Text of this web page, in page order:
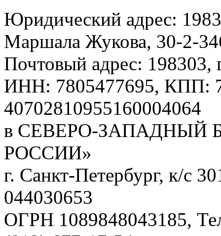
Юридический адрес:
Маршала Жукова, 30-2-
Почтовый адрес: 198303,
ИНН: 7805477695, КПП:
40702810955160004064
в СЕВЕРО-ЗАПАДНЫЙ
РОССИИ»
г. Санкт-Петербург, к/с
044030653
ОГРН 1089848043185,